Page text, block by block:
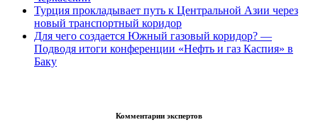
Турция прокладывает путь к Центральной Азии через
новый транспортный коридор
Для чего создается Южный газовый коридор? —
Подводя итоги конференции «Нефть и газ Каспия» в
Баку
Комментарии экспертов